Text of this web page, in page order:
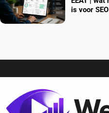
is voor SEO